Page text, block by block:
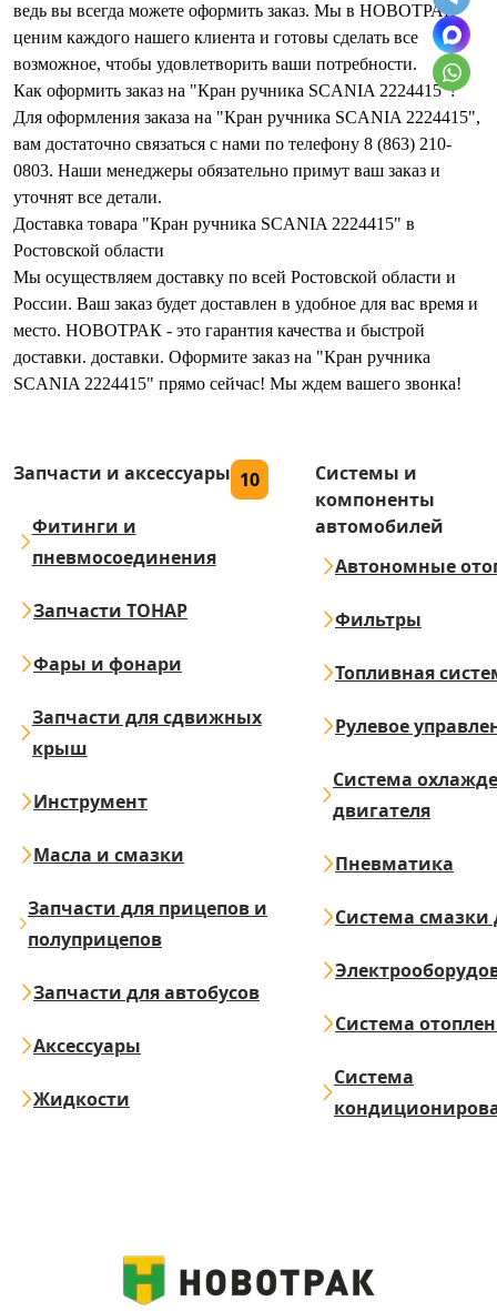
ведь вы всегда можете оформить заказ. Мы в НОВОТРАК
ценим каждого нашего клиента и готовы сделать все
возможное, чтобы удовлетворить ваши потребности.
Как оформить заказ на "Кран ручника SCANIA 2224415"?
Для оформления заказа на "Кран ручника SCANIA 2224415",
вам достаточно связаться с нами по телефону 8 (863) 210-
0803. Наши менеджеры обязательно примут ваш заказ и
уточнят все детали.
Доставка товара "Кран ручника SCANIA 2224415" в
Ростовской области
Мы осуществляем доставку по всей Ростовской области и
России. Ваш заказ будет доставлен в удобное для вас время и
место. НОВОТРАК - это гарантия качества и быстрой
доставки. доставки. Оформите заказ на "Кран ручника
SCANIA 2224415" прямо сейчас! Мы ждем вашего звонка!
Запчасти и аксессуары 10
Фитинги и
пневмосоединения
Запчасти ТОНАР
Фары и фонари
Запчасти для сдвижных
крыш
Инструмент
Масла и смазки
Запчасти для прицепов и
полуприцепов
Запчасти для автобусов
Аксессуары
Жидкости
Системы и
компоненты
автомобилей
Автономные
Фильтры
Топливная
Рулевое
Система
двигателя
Пневматика
Система смазки
Система
Система